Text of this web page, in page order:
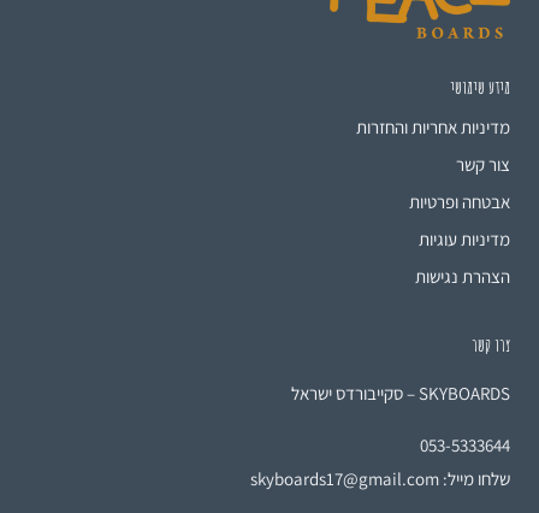
מידע שימושי
מדיניות אחריות והחזרות
צור קשר
אבטחה ופרטיות
מדיניות עוגיות
הצהרת נגישות
צרו קשר
SKYBOARDS – סקייבורדס ישראל
053-5333644
שלחו מייל: skyboards17@gmail.com